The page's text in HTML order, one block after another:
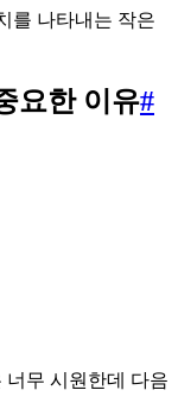
를 나타내는 작은
요한 이유#
너무 시원한데 다음